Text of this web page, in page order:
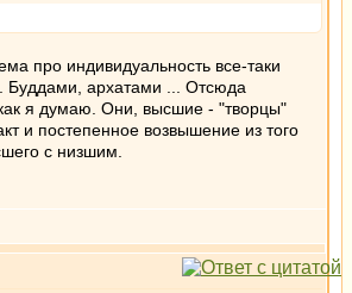
про индивидуальность все-таки
Буддами, архатами ... Отсюда
как я думаю. Они, высшие - "творцы"
и постепенное возвышение из того
с низшим.